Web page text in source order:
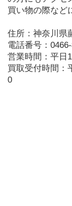
買い物の際など
住所：神奈川県
電話番号：
営業時間：平日
買取受付時間：
0